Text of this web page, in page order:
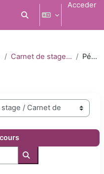
Selector de búsqueda
Acceder
Carnet de stage 2021-2022 Pédiatrie
Buscar cursos